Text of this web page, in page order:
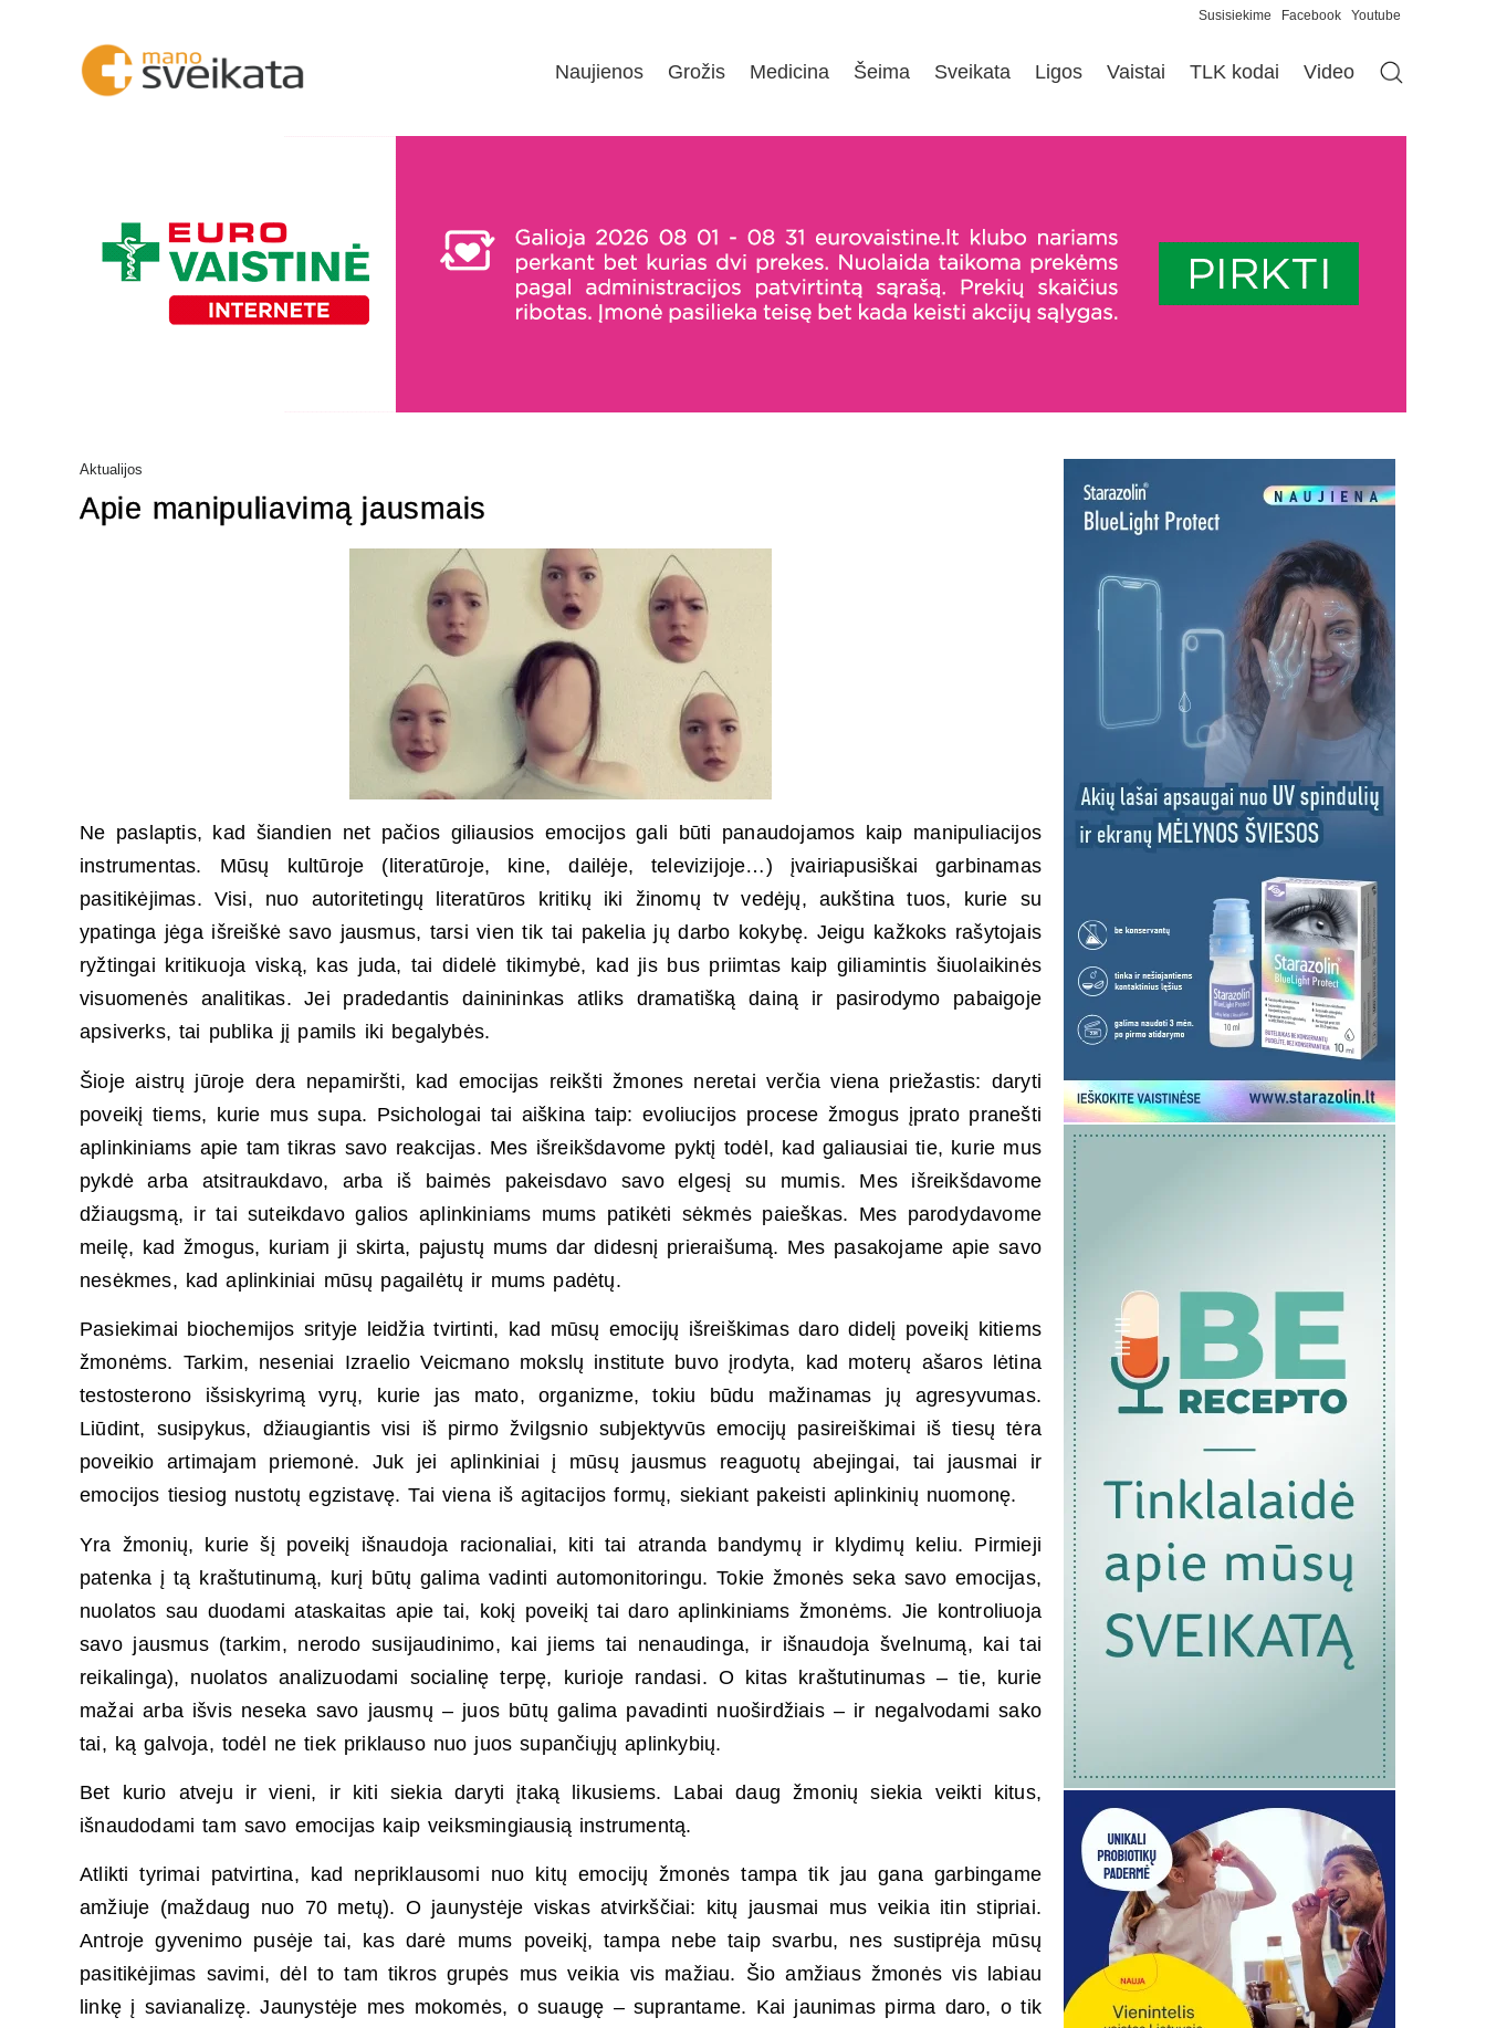
Susisiekime Facebook Youtube
Naujienos Grožis Medicina Šeima Sveikata Ligos Vaistai TLK kodai Video
Aktualijos
Apie manipuliavimą jausmais
Ne paslaptis, kad šiandien net pačios giliausios emocijos gali būti panaudojamos kaip manipuliacijos
instrumentas. Mūsų kultūroje (literatūroje, kine, dailėje, televizijoje…) įvairiapusiškai garbinamas
pasitikėjimas. Visi, nuo autoritetingų literatūros kritikų iki žinomų tv vedėjų, aukština tuos, kurie su
ypatinga jėga išreiškė savo jausmus, tarsi vien tik tai pakelia jų darbo kokybę. Jeigu kažkoks rašytojais
ryžtingai kritikuoja viską, kas juda, tai didelė tikimybė, kad jis bus priimtas kaip giliamintis šiuolaikinės
visuomenės analitikas. Jei pradedantis dainininkas atliks dramatišką dainą ir pasirodymo pabaigoje
apsiverks, tai publika jį pamils iki begalybės.
Šioje aistrų jūroje dera nepamiršti, kad emocijas reikšti žmones neretai verčia viena priežastis: daryti
poveikį tiems, kurie mus supa. Psichologai tai aiškina taip: evoliucijos procese žmogus įprato pranešti
aplinkiniams apie tam tikras savo reakcijas. Mes išreikšdavome pyktį todėl, kad galiausiai tie, kurie mus
pykdė arba atsitraukdavo, arba iš baimės pakeisdavo savo elgesį su mumis. Mes išreikšdavome
džiaugsmą, ir tai suteikdavo galios aplinkiniams mums patikėti sėkmės paieškas. Mes parodydavome
meilę, kad žmogus, kuriam ji skirta, pajustų mums dar didesnį prieraišumą. Mes pasakojame apie savo
nesėkmes, kad aplinkiniai mūsų pagailėtų ir mums padėtų.
Pasiekimai biochemijos srityje leidžia tvirtinti, kad mūsų emocijų išreiškimas daro didelį poveikį kitiems
žmonėms. Tarkim, neseniai Izraelio Veicmano mokslų institute buvo įrodyta, kad moterų ašaros lėtina
testosterono išsiskyrimą vyrų, kurie jas mato, organizme, tokiu būdu mažinamas jų agresyvumas.
Liūdint, susipykus, džiaugiantis visi iš pirmo žvilgsnio subjektyvūs emocijų pasireiškimai iš tiesų tėra
poveikio artimajam priemonė. Juk jei aplinkiniai į mūsų jausmus reaguotų abejingai, tai jausmai ir
emocijos tiesiog nustotų egzistavę. Tai viena iš agitacijos formų, siekiant pakeisti aplinkinių nuomonę.
Yra žmonių, kurie šį poveikį išnaudoja racionaliai, kiti tai atranda bandymų ir klydimų keliu. Pirmieji
patenka į tą kraštutinumą, kurį būtų galima vadinti automonitoringu. Tokie žmonės seka savo emocijas,
nuolatos sau duodami ataskaitas apie tai, kokį poveikį tai daro aplinkiniams žmonėms. Jie kontroliuoja
savo jausmus (tarkim, nerodo susijaudinimo, kai jiems tai nenaudinga, ir išnaudoja švelnumą, kai tai
reikalinga), nuolatos analizuodami socialinę terpę, kurioje randasi. O kitas kraštutinumas – tie, kurie
mažai arba išvis neseka savo jausmų – juos būtų galima pavadinti nuoširdžiais – ir negalvodami sako
tai, ką galvoja, todėl ne tiek priklauso nuo juos supančiųjų aplinkybių.
Bet kurio atveju ir vieni, ir kiti siekia daryti įtaką likusiems. Labai daug žmonių siekia veikti kitus,
išnaudodami tam savo emocijas kaip veiksmingiausią instrumentą.
Atlikti tyrimai patvirtina, kad nepriklausomi nuo kitų emocijų žmonės tampa tik jau gana garbingame
amžiuje (maždaug nuo 70 metų). O jaunystėje viskas atvirkščiai: kitų jausmai mus veikia itin stipriai.
Antroje gyvenimo pusėje tai, kas darė mums poveikį, tampa nebe taip svarbu, nes sustiprėja mūsų
pasitikėjimas savimi, dėl to tam tikros grupės mus veikia vis mažiau. Šio amžiaus žmonės vis labiau
linkę į savianalizę. Jaunystėje mes mokomės, o suaugę – suprantame. Kai jaunimas pirma daro, o tik